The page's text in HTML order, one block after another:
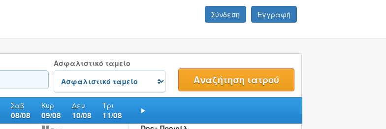
Σύνδεση Εγγραφή
Ασφαλιστικό ταμείο
Σαβ
08/08
Κυρ
09/08
Δευ
10/08
Τρι
11/08